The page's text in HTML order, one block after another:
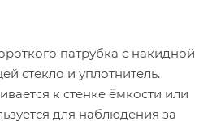
патрубка с накидной
стекло и уплотнитель.
к стенке ёмкости или
для наблюдения за